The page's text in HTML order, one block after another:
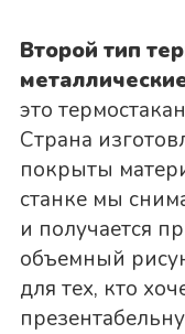
Второй тип
это
Страна
покрыты
станке мы
и получается
объемный
для тех, кто